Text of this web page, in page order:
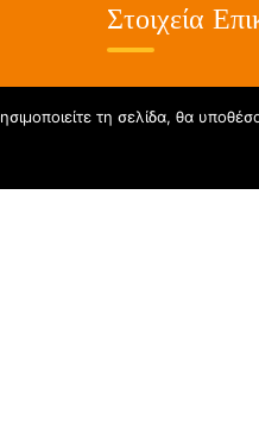
Στοιχεία
23210
τη σελίδα, θα